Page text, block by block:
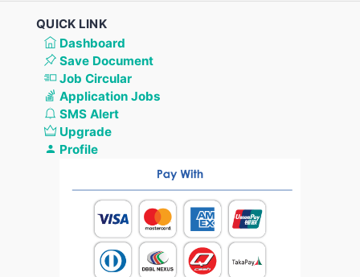
QUICK LINK
Dashboard
Save Document
Job Circular
Application Jobs
SMS Alert
Upgrade
Profile